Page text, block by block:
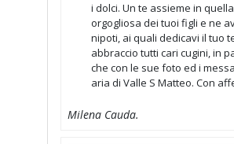
i dolci. Un te assieme in
orgogliosa dei tuoi figli e ne
nipoti, ai quali dedicavi il tuo
abbraccio tutti cari cugini, in
che con le sue foto ed i
aria di Valle S Matteo. Con
Milena Cauda.